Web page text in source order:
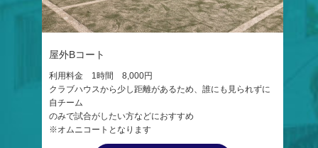
屋外Bコート
利用料金 1時間 8,000円
クラブハウスから少し距離があるため、誰にも見られずに
自チーム
のみで試合がしたい方などにおすすめ
※オムニコートとなります